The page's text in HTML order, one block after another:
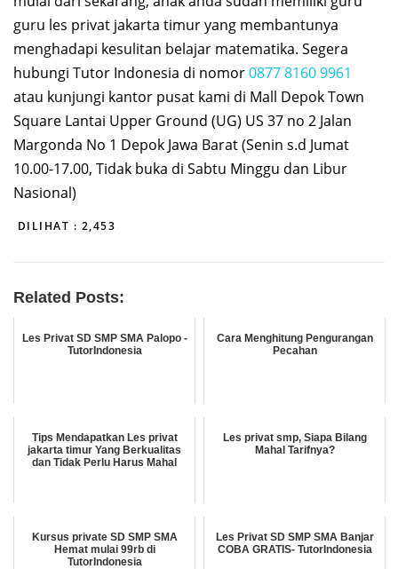
guru les privat jakarta timur yang membantunya
menghadapi kesulitan belajar matematika. Segera
hubungi Tutor Indonesia di nomor0877 8160 9961
atau kunjungi kantor pusat kami di Mall Depok Town
Square Lantai Upper Ground (UG) US 37 no 2 Jalan
Margonda No 1 Depok Jawa Barat (Senin s.d Jumat
10.00-17.00, Tidak buka di Sabtu Minggu dan Libur
Nasional)
DILIHAT : 2,453
Related Posts:
Les Privat SD SMP SMA Palopo -
TutorIndonesia
Cara Menghitung Pengurangan
Pecahan
Tips Mendapatkan Les privat
jakarta timur Yang Berkualitas
dan Tidak Perlu Harus Mahal
Les privat smp, Siapa Bilang
Mahal Tarifnya?
Kursus private SD SMP SMA
Hemat mulai 99rb di
TutorIndonesia
Les Privat SD SMP SMA Banjar
COBA GRATIS- TutorIndonesia